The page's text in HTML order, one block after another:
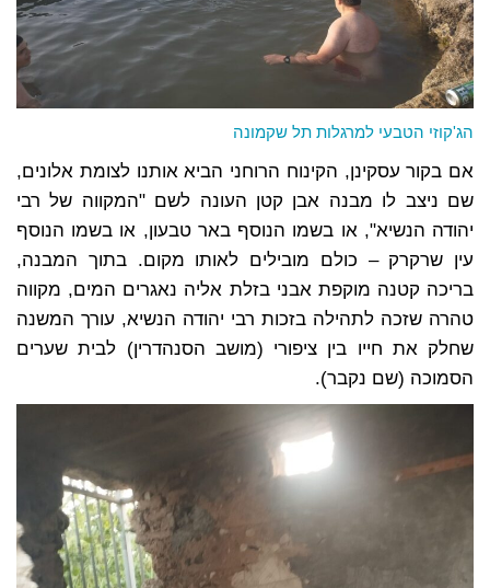
הג'קוזי הטבעי למרגלות תל שקמונה
אם בקור עסקינן, הקינוח הרוחני הביא אותנו לצומת אלונים,
שם ניצב לו מבנה אבן קטן העונה לשם "המקווה של רבי
יהודה הנשיא", או בשמו הנוסף באר טבעון, או בשמו הנוסף
עין שרקרק – כולם מובילים לאותו מקום. בתוך המבנה,
בריכה קטנה מוקפת אבני בזלת אליה נאגרים המים, מקווה
טהרה שזכה לתהילה בזכות רבי יהודה הנשיא, עורך המשנה
שחלק את חייו בין ציפורי (מושב הסנהדרין) לבית שערים
הסמוכה (שם נקבר).